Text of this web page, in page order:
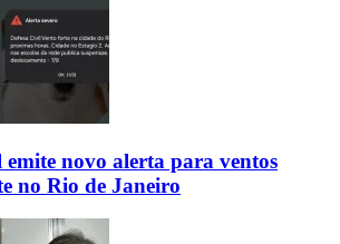
emite novo alerta para ventos
no Rio de Janeiro